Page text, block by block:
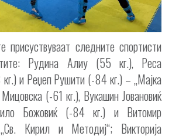
присуствуваат следните спортисти
Рудина Алиу (55 кг.), Реса
и Реџеп Рушити (-84 кг.) – „Мајка
(-61 кг.), Вукашин Јовановиќ
Божовиќ (-84 кг.) и Витомир
Кирил и Методиј“; Викторија